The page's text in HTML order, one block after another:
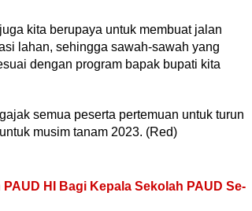
kita berupaya untuk membuat jalan
lahan, sehingga sawah-sawah yang
dengan program bapak bupati kita
semua peserta pertemuan untuk turun
musim tanam 2023. (Red)
HI Bagi Kepala Sekolah PAUD Se-